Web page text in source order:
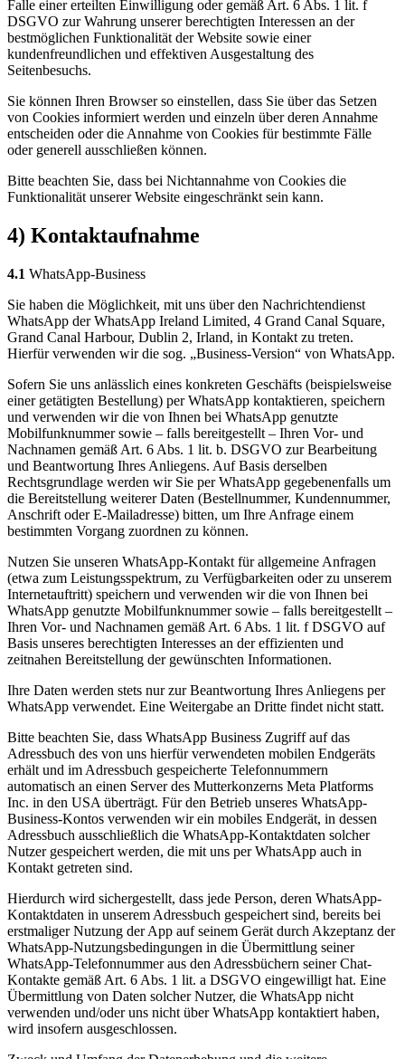
Falle einer erteilten Einwilligung oder gemäß Art. 6 Abs. 1 lit. f
DSGVO zur Wahrung unserer berechtigten Interessen an der
bestmöglichen Funktionalität der Website sowie einer
kundenfreundlichen und effektiven Ausgestaltung des
Seitenbesuchs.
Sie können Ihren Browser so einstellen, dass Sie über das Setzen
von Cookies informiert werden und einzeln über deren Annahme
entscheiden oder die Annahme von Cookies für bestimmte Fälle
oder generell ausschließen können.
Bitte beachten Sie, dass bei Nichtannahme von Cookies die
Funktionalität unserer Website eingeschränkt sein kann.
4) Kontaktaufnahme
4.1 WhatsApp-Business
Sie haben die Möglichkeit, mit uns über den Nachrichtendienst
WhatsApp der WhatsApp Ireland Limited, 4 Grand Canal Square,
Grand Canal Harbour, Dublin 2, Irland, in Kontakt zu treten.
Hierfür verwenden wir die sog. „Business-Version“ von WhatsApp.
Sofern Sie uns anlässlich eines konkreten Geschäfts (beispielsweise
einer getätigten Bestellung) per WhatsApp kontaktieren, speichern
und verwenden wir die von Ihnen bei WhatsApp genutzte
Mobilfunknummer sowie – falls bereitgestellt – Ihren Vor- und
Nachnamen gemäß Art. 6 Abs. 1 lit. b. DSGVO zur Bearbeitung
und Beantwortung Ihres Anliegens. Auf Basis derselben
Rechtsgrundlage werden wir Sie per WhatsApp gegebenenfalls um
die Bereitstellung weiterer Daten (Bestellnummer, Kundennummer,
Anschrift oder E-Mailadresse) bitten, um Ihre Anfrage einem
bestimmten Vorgang zuordnen zu können.
Nutzen Sie unseren WhatsApp-Kontakt für allgemeine Anfragen
(etwa zum Leistungsspektrum, zu Verfügbarkeiten oder zu unserem
Internetauftritt) speichern und verwenden wir die von Ihnen bei
WhatsApp genutzte Mobilfunknummer sowie – falls bereitgestellt –
Ihren Vor- und Nachnamen gemäß Art. 6 Abs. 1 lit. f DSGVO auf
Basis unseres berechtigten Interesses an der effizienten und
zeitnahen Bereitstellung der gewünschten Informationen.
Ihre Daten werden stets nur zur Beantwortung Ihres Anliegens per
WhatsApp verwendet. Eine Weitergabe an Dritte findet nicht statt.
Bitte beachten Sie, dass WhatsApp Business Zugriff auf das
Adressbuch des von uns hierfür verwendeten mobilen Endgeräts
erhält und im Adressbuch gespeicherte Telefonnummern
automatisch an einen Server des Mutterkonzerns Meta Platforms
Inc. in den USA überträgt. Für den Betrieb unseres WhatsApp-
Business-Kontos verwenden wir ein mobiles Endgerät, in dessen
Adressbuch ausschließlich die WhatsApp-Kontaktdaten solcher
Nutzer gespeichert werden, die mit uns per WhatsApp auch in
Kontakt getreten sind.
Hierdurch wird sichergestellt, dass jede Person, deren WhatsApp-
Kontaktdaten in unserem Adressbuch gespeichert sind, bereits bei
erstmaliger Nutzung der App auf seinem Gerät durch Akzeptanz der
WhatsApp-Nutzungsbedingungen in die Übermittlung seiner
WhatsApp-Telefonnummer aus den Adressbüchern seiner Chat-
Kontakte gemäß Art. 6 Abs. 1 lit. a DSGVO eingewilligt hat. Eine
Übermittlung von Daten solcher Nutzer, die WhatsApp nicht
verwenden und/oder uns nicht über WhatsApp kontaktiert haben,
wird insofern ausgeschlossen.